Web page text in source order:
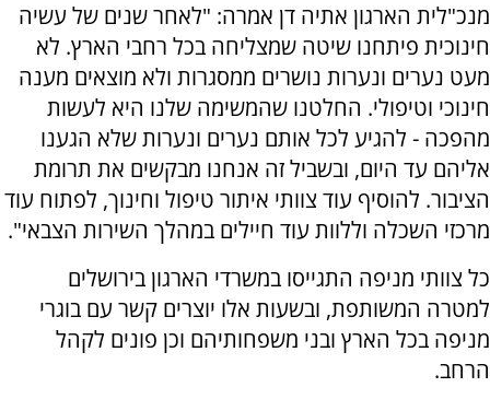
מנכ"לית הארגון אתיה דן אמרה: "לאחר שנים של עשיה
חינוכית פיתחנו שיטה שמצליחה בכל רחבי הארץ. לא
מעט נערים ונערות נושרים ממסגרות ולא מוצאים מענה
חינוכי וטיפולי. החלטנו שהמשימה שלנו היא לעשות
מהפכה - להגיע לכל אותם נערים ונערות שלא הגענו
אליהם עד היום, ובשביל זה אנחנו מבקשים את תרומת
הציבור. להוסיף עוד צוותי איתור טיפול וחינוך, לפתוח עוד
מרכזי השכלה וללוות עוד חיילים במהלך השירות הצבאי".
כל צוותי מניפה התגייסו במשרדי הארגון בירושלים
למטרה המשותפת, ובשעות אלו יוצרים קשר עם בוגרי
מניפה בכל הארץ ובני משפחותיהם וכן פונים לקהל
הרחב.